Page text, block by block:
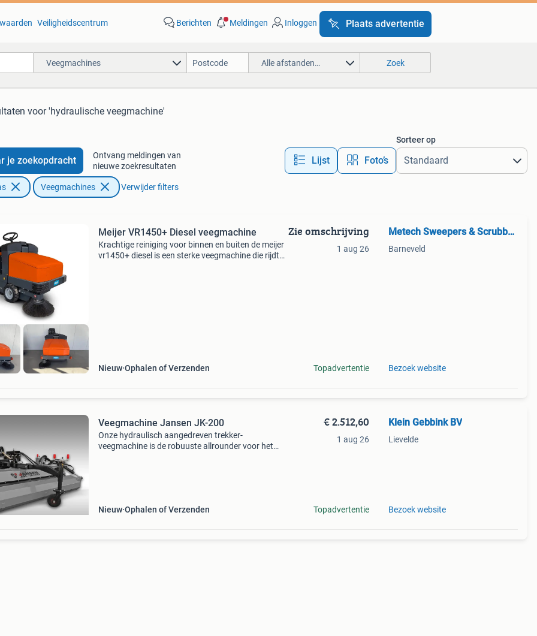
Veiligheidscentrum Berichten Meldingen Inloggen Plaats advertentie
Veegmachines Alle afstanden… Zoek
voor 'hydraulische veegmachine'
je zoekopdracht
Ontvang meldingen van
nieuwe zoekresultaten
Lijst Foto’s
Sorteer op
Veegmachines Verwijder filters
Meijer VR1450+ Diesel veegmachine
Krachtige reiniging voor binnen en buiten de meijer
vr1450+ diesel is een sterke veegmachine die rijdt
Nieuw Ophalen of Verzenden
Zie omschrijving
1 aug 26
Topadvertentie
Metech Sweepers & Scrubbers
Barneveld
Bezoek website
Veegmachine Jansen JK-200
Onze hydraulisch aangedreven trekker-
veegmachine is de robuuste allrounder voor het
Nieuw Ophalen of Verzenden
€ 2.512,60
1 aug 26
Topadvertentie
Klein Gebbink BV
Lievelde
Bezoek website